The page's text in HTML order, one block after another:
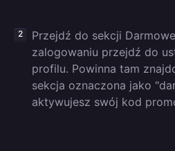
Przejdź do sekcji
zalogowaniu przejdź do
profilu. Powinna tam
sekcja oznaczona jako
aktywujesz swój kod